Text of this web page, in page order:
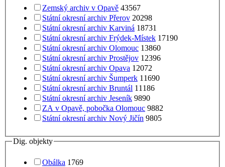
Zemský archiv v Opavě 43567
Státní okresní archiv Přerov 20298
Státní okresní archiv Karviná 18731
Státní okresní archiv Frýdek-Místek 17190
Státní okresní archiv Olomouc 13860
Státní okresní archiv Prostějov 12396
Státní okresní archiv Opava 12072
Státní okresní archiv Šumperk 11690
Státní okresní archiv Bruntál 11186
Státní okresní archiv Jeseník 9890
ZA v Opavě, pobočka Olomouc 9882
Státní okresní archiv Nový Jičín 9805
Dig. objekty
Obálka 1769